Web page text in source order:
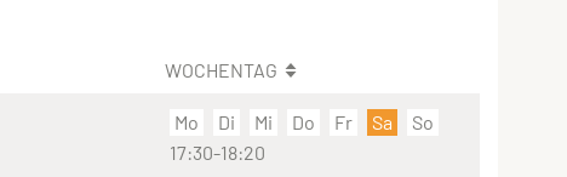
WOCHENTAG
Mo Di Mi Do Fr Sa
So
17:30-18:20